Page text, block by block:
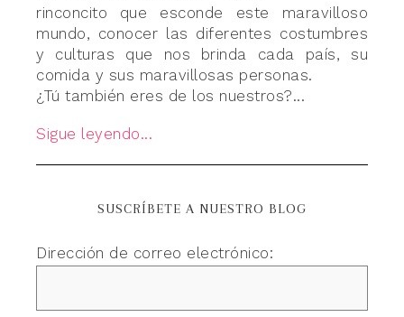
rinconcito que esconde este maravilloso
mundo, conocer las diferentes costumbres
y culturas que nos brinda cada país, su
comida y sus maravillosas personas.
¿Tú también eres de los nuestros?...
Sigue leyendo...
SUSCRÍBETE A NUESTRO BLOG
Dirección de correo electrónico: